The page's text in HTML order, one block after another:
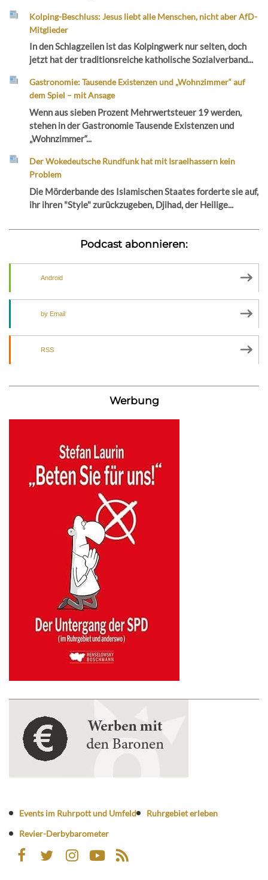
Kolping-Beschluss: Jesus liebt alle Menschen, nicht aber AfD-
Mitglieder
In den Schlagzeilen ist das Kolpingwerk nur selten, doch
jetzt hat der traditionsreiche katholische Sozialverband...
Gastronomie: Tausende Existenzen und „Wohnzimmer“ auf
dem Spiel – mit Ansage
Wenn aus sieben Prozent Mehrwertsteuer 19 werden,
stehen in der Gastronomie Tausende Existenzen und
„Wohnzimmer“...
Der Wokedeutsche Rundfunk hat mit Israelhassern kein
Problem
Die Mörderbande des Islamischen Staates forderte sie auf,
ihr ihren "Style" zurückzugeben, Djihad, der Heilige...
Podcast abonnieren:
Android
by Email
RSS
Werbung
Events im Ruhrpott und Umfeld
Ruhrgebiet erleben
Revier-Derbybarometer